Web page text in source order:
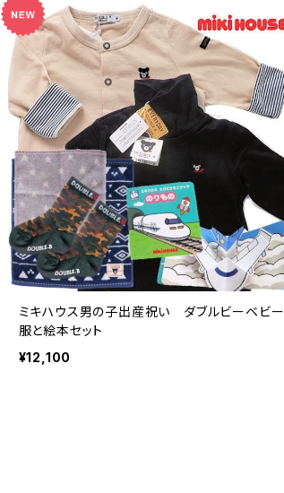
ミキハウス男の子出産祝い ダブルビーベビー
服と絵本セット
¥12,100